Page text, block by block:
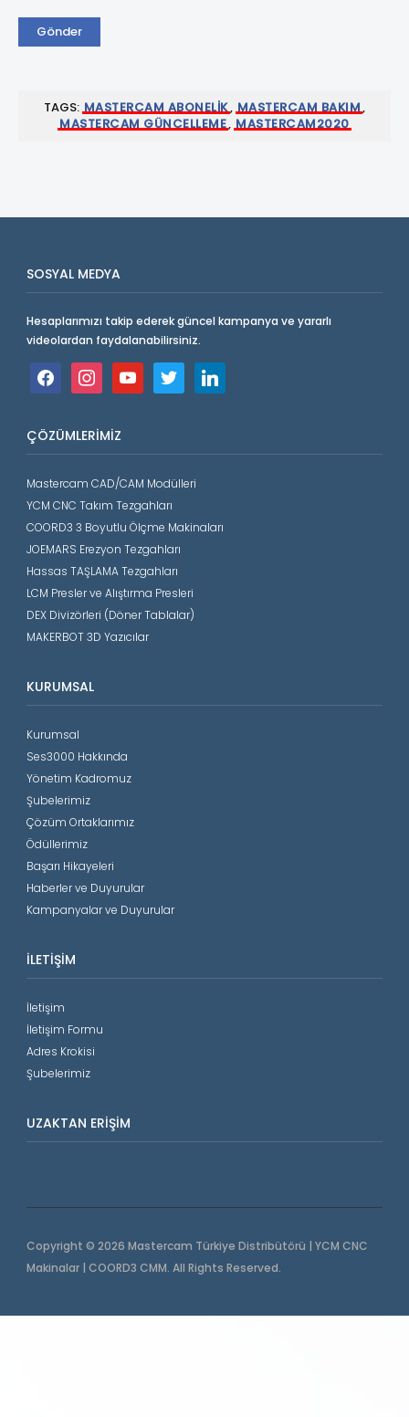
TAGS: MASTERCAM ABONELIK, MASTERCAM BAKIM,
MASTERCAM GÜNCELLEME,MASTERCAM2020
SOSYAL MEDYA
Hesaplarımızı takip ederek güncel kampanya ve yararlı
videolardan faydalanabilirsiniz.
facebookinstagramyoutube twitter linkedin
ÇÖZÜMLERIMIZ
Mastercam CAD/CAM Modülleri
YCM CNC Takım Tezgahları
COORD3 3 Boyutlu Ölçme Makinaları
JOEMARS Erezyon Tezgahları
Hassas TAŞLAMA Tezgahları
LCM Presler ve Alıştırma Presleri
DEX Divizörleri (Döner Tablalar)
MAKERBOT 3D Yazıcılar
KURUMSAL
Kurumsal
Ses3000 Hakkında
Yönetim Kadromuz
Şubelerimiz
Çözüm Ortaklarımız
Ödüllerimiz
Başarı Hikayeleri
Haberler ve Duyurular
Kampanyalar ve Duyurular
İLETIŞIM
İletişim
İletişim Formu
Adres Krokisi
Şubelerimiz
UZAKTAN ERIŞIM
Copyright © 2026 Mastercam Türkiye Distribütörü | YCM CNC
Makinalar | COORD3 CMM. All Rights Reserved.